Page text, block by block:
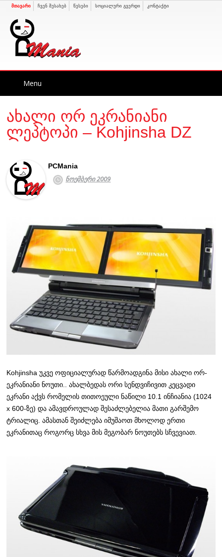
მთავარი ჩვენ შესახებ წესები სოციალური გვერდი კონტაქტი
Menu
ახალი ორ ეკრანიანი
ლეპტოპი – Kohjinsha DZ
PCMania
ნოემბერი 2009
Kohjinsha უკვე ოფიციალურად წარმოადგინა მისი ახალი ორ-
ეკრანიანი ნოუთი.. ახალბედას ორი სენდვიჩივით კეცვადი
ეკრანი აქვს რომელის თითოეული ნაწილი 10.1 ინჩიანია (1024
x 600-ზე) და ამავდროულად შესაძლებელია მათი გარშემო
ტრიალიც. ამასთან შეიძლება იმუშაოთ მხოლოდ ერთი
ეკრანითაც როგორც სხვა მის მეგობარ ნოუთებს სჩვევიათ.